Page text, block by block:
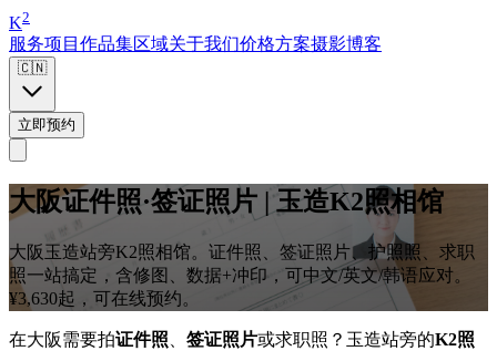
K2
服务项目 作品集区域关于我们价格方案摄影博客
🇨🇳
立即预约
大阪证件照·签证照片 | 玉造K2照相馆
大阪玉造站旁K2照相馆。证件照、签证照片、护照照、求职
照一站搞定，含修图、数据+冲印，可中文/英文/韩语应对。
¥3,630起，可在线预约。
在大阪需要拍证件照 签证照片或求职照？玉造站旁的K2照